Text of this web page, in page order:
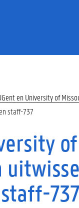
en University of
staff-737
737